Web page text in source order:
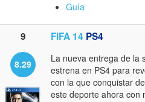
Guía
9 FIFA 14 PS4
8.29
La nueva entrega de la
estrena en PS4 para
con la que conquistar
este deporte ahora con